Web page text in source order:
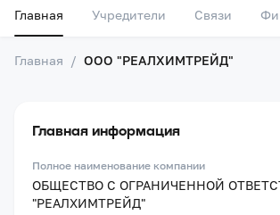
Главная Учредители Связи
Главная / ООО "РЕАЛХИМТРЕЙД"
Главная информация
Полное наименование компании
ОБЩЕСТВО С ОГРАНИЧЕННОЙ
"РЕАЛХИМТРЕЙД"